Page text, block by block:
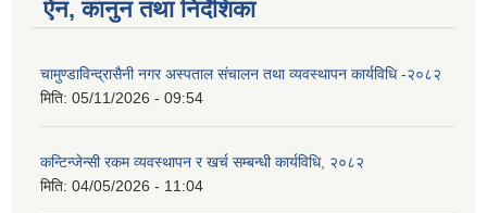
ऐन, कानुन तथा निर्देशिका
चामुण्डाविन्द्रासैनी नगर अस्पताल संचालन तथा व्यवस्थापन कार्यविधि -२०८२
मिति: 05/11/2026 - 09:54
कन्टिन्जेन्सी रकम व्यवस्थापन र खर्च सम्बन्धी कार्यविधि, २०८२
मिति: 04/05/2026 - 11:04